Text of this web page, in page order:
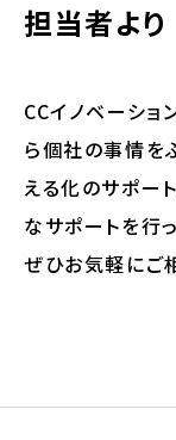
担当者より
CCイノベーシ
ら個社の事情を
える化のサポー
なサポートを行
ぜひお気軽にご